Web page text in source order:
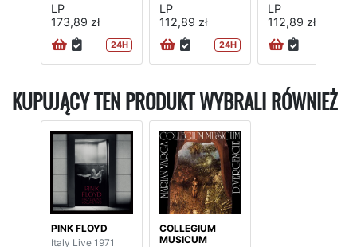
LP
173,89 zł
24H
LP
112,89 zł
24H
LP
112,89 zł
KUPUJĄCY TEN PRODUKT WYBRALI RÓWNIEŻ
PINK FLOYD
Italy Live 1971
COLLEGIUM
MUSICUM